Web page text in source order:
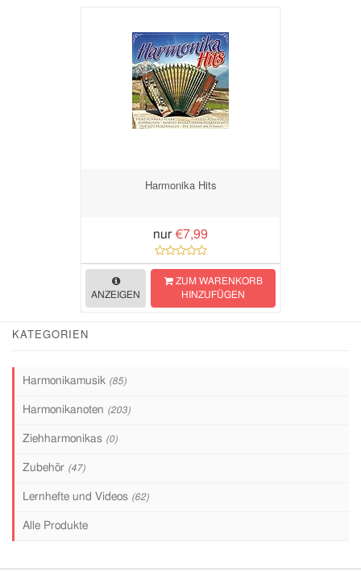
Harmonika Hits
nur €7,99
ANZEIGEN
ZUM WARENKORB
HINZUFÜGEN
KATEGORIEN
Harmonikamusik (85)
Harmonikanoten (203)
Ziehharmonikas (0)
Zubehör (47)
Lernhefte und Videos (62)
Alle Produkte